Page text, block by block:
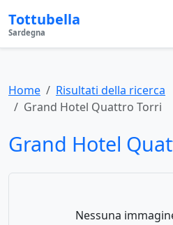
Tottubella
Sardegna
Home
Risultati della ricerca
Grand Hotel Quattro Torri
Grand Hotel
Nessuna